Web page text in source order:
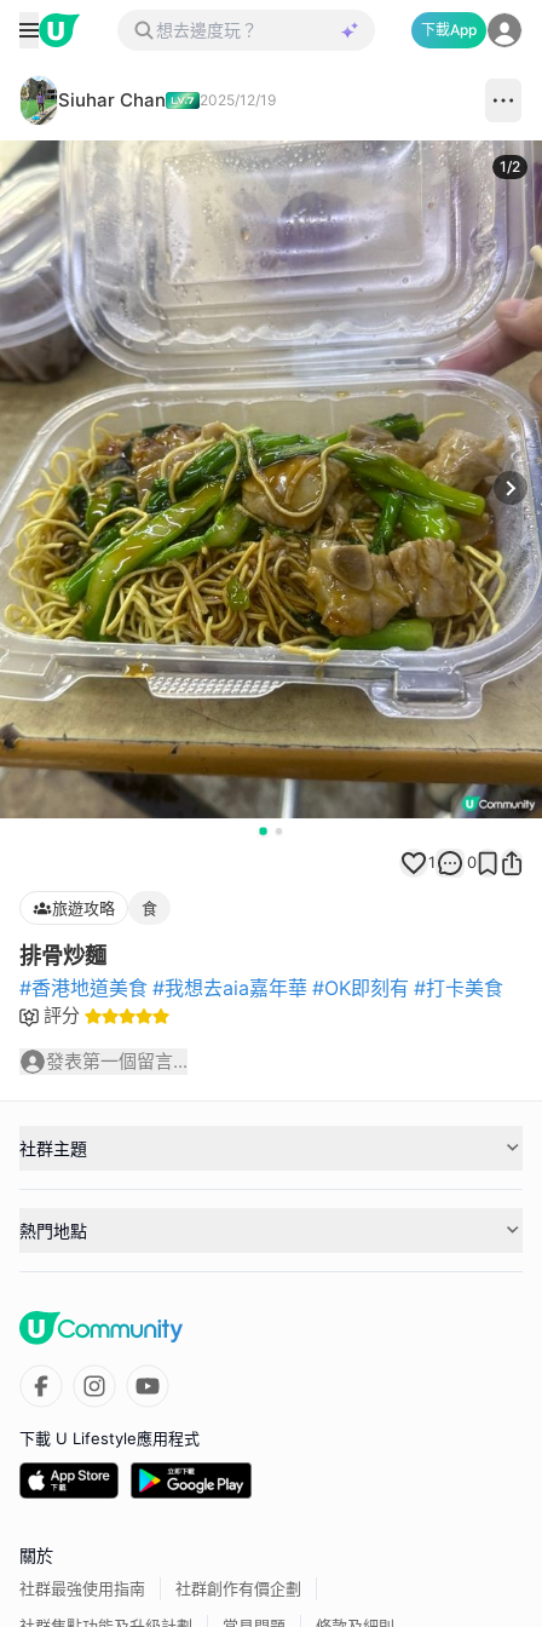
下載App
Siuhar Chan 2025/12/19
1/2
1 0
旅遊攻略 食
排骨炒麵
#香港地道美食 #我想去aia嘉年華 #OK即刻有 #打卡美食
評分
發表第一個留言...
社群主題
熱門地點
下載 U Lifestyle應用程式
關於
社群最強使用指南
社群創作有價企劃